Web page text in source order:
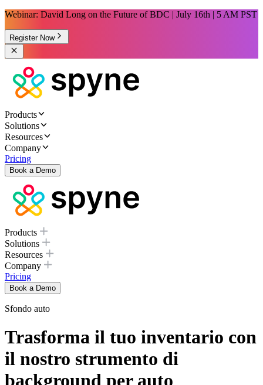
Webinar: David Long on the Future of BDC | July 16th | 5 AM PST
Register Now
Products
Solutions
Resources
Company
Pricing
Book a Demo
Products
Solutions
Resources
Company
Pricing
Book a Demo
Sfondo auto
Trasforma il tuo inventario con
il nostro strumento di
background per auto